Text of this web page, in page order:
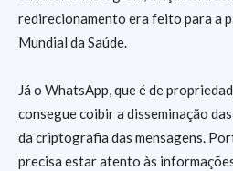
redirecionamento era feito para a
Mundial da Saúde.
Já o WhatsApp, que é de
consegue coibir a disseminação
da criptografia das mensagens.
precisa estar atento às